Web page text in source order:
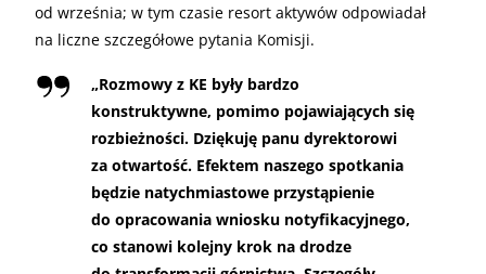
od września; w tym czasie resort aktywów odpowiadał
na liczne szczegółowe pytania Komisji.
„Rozmowy z KE były bardzo
konstruktywne, pomimo pojawiających się
rozbieżności. Dziękuję panu dyrektorowi
za otwartość. Efektem naszego spotkania
będzie natychmiastowe przystąpienie
do opracowania wniosku notyfikacyjnego,
co stanowi kolejny krok na drodze